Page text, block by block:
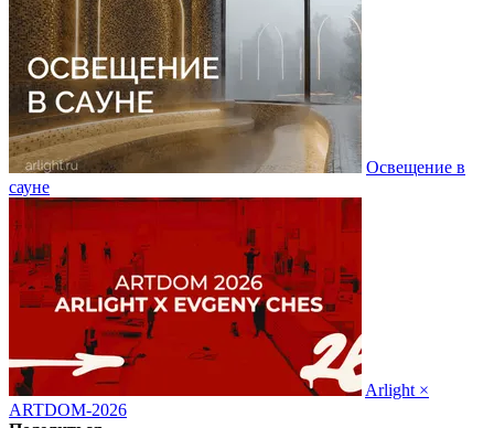
Освещение в
сауне
Arlight ×
ARTDOM-2026